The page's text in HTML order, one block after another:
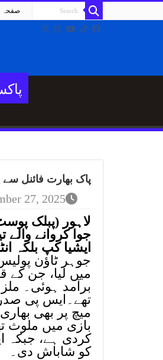
صفحہ
پاک بھارت فائنل سے
27, 2025
لاہور (پبلک
جوا کروانے
ایشیا کپ بلکہ
جوہر ٹاؤن
میں لیا، جن کے
برآمد ہوئی۔
تھے۔ایس پی صدر
میچ پر بھی
بازی میں ملوث
کردی ہے، جبکہ
کو شاباش دی۔